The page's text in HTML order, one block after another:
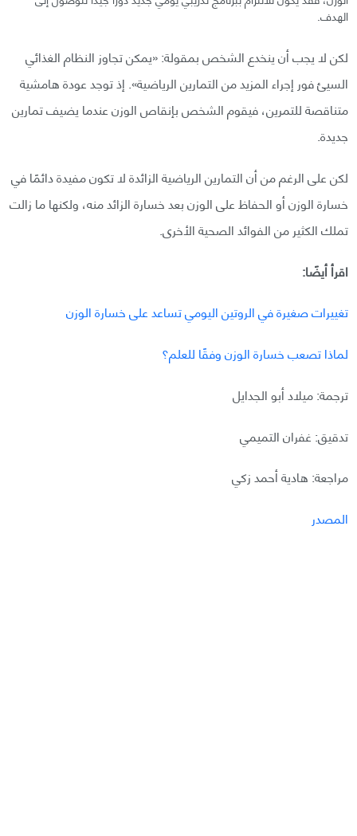
الهدف.
لكن لا يجب أن ينخدع الشخص بمقولة: «يمكن تجاوز النظام الغذائي
السيئ فور إجراء المزيد من التمارين الرياضية». إذ توجد عودة هامشية
متناقصة للتمرين، فيقوم الشخص بإنقاص الوزن عندما يضيف تمارين
جديدة.
لكن على الرغم من أن التمارين الرياضية الزائدة لا تكون مفيدة دائمًا في
خسارة الوزن أو الحفاظ على الوزن بعد خسارة الزائد منه، ولكنها ما زالت
تملك الكثير من الفوائد الصحية الأخرى.
اقرأ أيضًا:
تغييرات صغيرة في الروتين اليومي تساعد على خسارة الوزن
لماذا تصعب خسارة الوزن وفقًا للعلم؟
ترجمة: ميلاد أبو الجدايل
تدقيق: غفران التميمي
مراجعة: هادية أحمد زكي
المصدر